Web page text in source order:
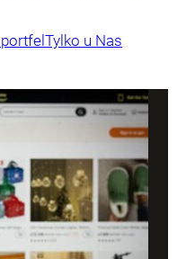
Tylko u Nas